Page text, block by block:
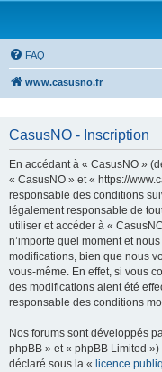
FAQ
www.casusno.fr
CasusNO - Inscription
En accédant à « CasusNO »
« CasusNO » et « https://
responsable des conditions
légalement responsable de
utiliser et accéder à «
n’importe quel moment et
modifications, bien que nous
vous-même. En effet, si vous
des modifications aient été
responsable des conditions
Nos forums sont développés
phpBB » et « phpBB Limited
déclaré sous la « licence